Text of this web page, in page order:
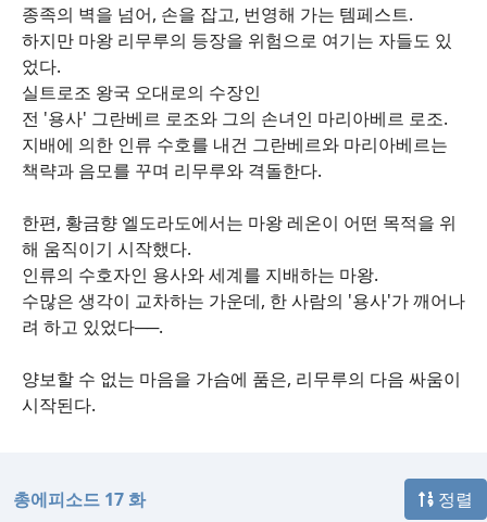
종족의 벽을 넘어, 손을 잡고, 번영해 가는 템페스트.
하지만 마왕 리무루의 등장을 위험으로 여기는 자들도 있
었다.
실트로조 왕국 오대로의 수장인
전 '용사' 그란베르 로조와 그의 손녀인 마리아베르 로조.
지배에 의한 인류 수호를 내건 그란베르와 마리아베르는
책략과 음모를 꾸며 리무루와 격돌한다.
한편, 황금향 엘도라도에서는 마왕 레온이 어떤 목적을 위
해 움직이기 시작했다.
인류의 수호자인 용사와 세계를 지배하는 마왕.
수많은 생각이 교차하는 가운데, 한 사람의 '용사'가 깨어나
려 하고 있었다──.
양보할 수 없는 마음을 가슴에 품은, 리무루의 다음 싸움이
시작된다.
총에피소드 17 화 정렬